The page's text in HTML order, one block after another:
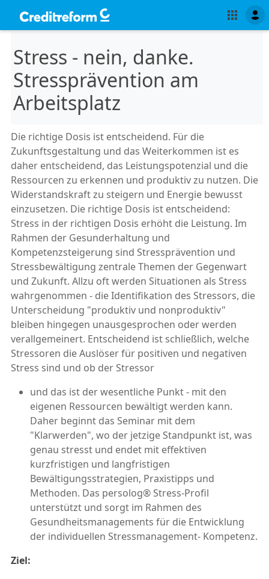
Stress - nein, danke.
Stressprävention am
Arbeitsplatz
Die richtige Dosis ist entscheidend. Für die
Zukunftsgestaltung und das Weiterkommen ist es
daher entscheidend, das Leistungspotenzial und die
Ressourcen zu erkennen und produktiv zu nutzen. Die
Widerstandskraft zu steigern und Energie bewusst
einzusetzen. Die richtige Dosis ist entscheidend:
Stress in der richtigen Dosis erhöht die Leistung. Im
Rahmen der Gesunderhaltung und
Kompetenzsteigerung sind Stressprävention und
Stressbewältigung zentrale Themen der Gegenwart
und Zukunft. Allzu oft werden Situationen als Stress
wahrgenommen - die Identifikation des Stressors, die
Unterscheidung "produktiv und nonproduktiv"
bleiben hingegen unausgesprochen oder werden
verallgemeinert. Entscheidend ist schließlich, welche
Stressoren die Auslöser für positiven und negativen
Stress sind und ob der Stressor
und das ist der wesentliche Punkt - mit den
eigenen Ressourcen bewältigt werden kann.
Daher beginnt das Seminar mit dem
"Klarwerden", wo der jetzige Standpunkt ist, was
genau stresst und endet mit effektiven
kurzfristigen und langfristigen
Bewältigungsstrategien, Praxistipps und
Methoden. Das persolog® Stress-Profil
unterstützt und sorgt im Rahmen des
Gesundheitsmanagements für die Entwicklung
der individuellen Stressmanagement- Kompetenz.
Ziel: